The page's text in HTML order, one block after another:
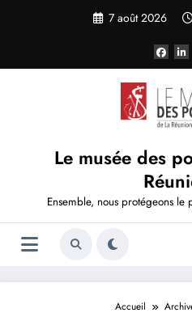
7 août 2026
Le musée des
Ensemble, nous protégeons
Accueil